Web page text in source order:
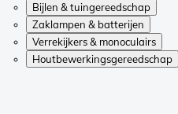
Bijlen & tuingereedschap
Zaklampen & batterijen
Verrekijkers & monoculairs
Houtbewerkingsgereedschap